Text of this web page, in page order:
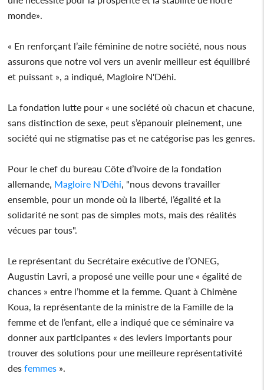
monde».
« En renforçant l’aile féminine de notre société, nous nous
assurons que notre vol vers un avenir meilleur est équilibré
et puissant », a indiqué, Magloire N'Déhi.
La fondation lutte pour « une société où chacun et chacune,
sans distinction de sexe, peut s’épanouir pleinement, une
société qui ne stigmatise pas et ne catégorise pas les genres.
Pour le chef du bureau Côte d’Ivoire de la fondation
allemande, Magloire N’Déhi, "nous devons travailler
ensemble, pour un monde où la liberté, l’égalité et la
solidarité ne sont pas de simples mots, mais des réalités
vécues par tous".
Le représentant du Secrétaire exécutive de l’ONEG,
Augustin Lavri, a proposé une veille pour une « égalité de
chances » entre l’homme et la femme. Quant à Chimène
Koua, la représentante de la ministre de la Famille de la
femme et de l’enfant, elle a indiqué que ce séminaire va
donner aux participantes « des leviers importants pour
trouver des solutions pour une meilleure représentativité
des femmes ».